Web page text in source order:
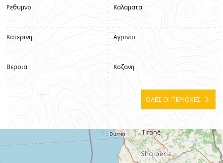
Ρεθυμνο
Κατερινη
Βεροια
Καλαματα
Αγρινιο
Κοζανη
ΌΛΕΣ ΟΙ ΠΕΡΙΟΧΕΣ